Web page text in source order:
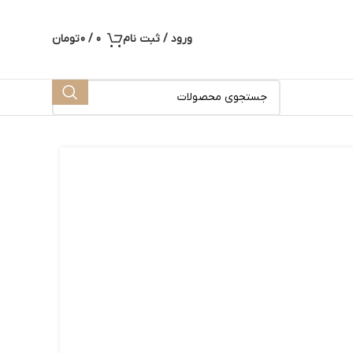
ورود / ثبت نام 0
/
0تومان